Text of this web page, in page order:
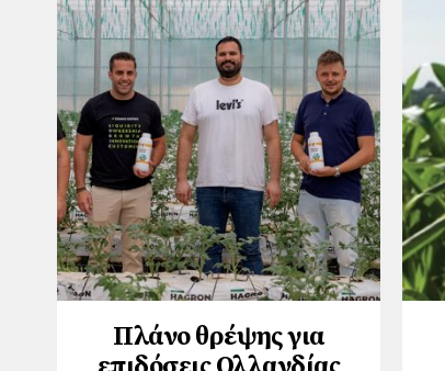
Πλάνο θρέψης για